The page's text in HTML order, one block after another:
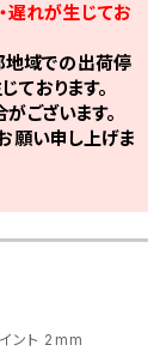
遅れが生じてお
地域での出荷停
おります。
ございます。
願い申し上げま
ント 2mm